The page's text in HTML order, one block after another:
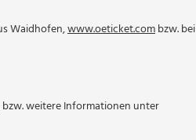
Waidhofen,www.oeticket.combzw. bei
bzw. weitere Informationen unter